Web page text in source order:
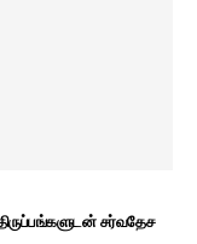
சர்வதேச